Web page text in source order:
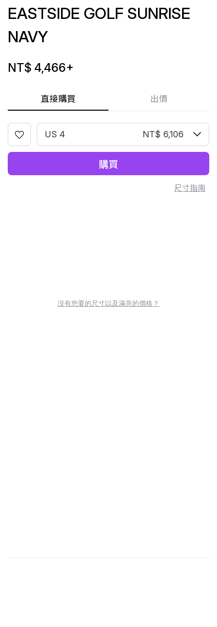
直接購買 出價
EASTSIDE GOLF SUNRISE
NAVY
NT$ 4,466+
US 4 NT$ 6,106
購買
尺寸指南
沒有您要的尺寸以及滿意的價格？